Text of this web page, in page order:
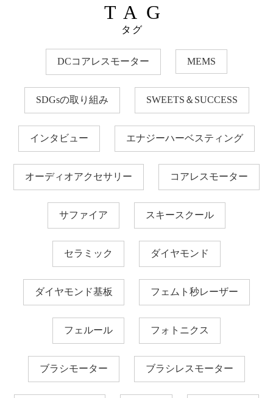
TAG
タグ
DCコアレスモーター MEMS
SDGsの取り組み SWEETS＆SUCCESS
インタビュー エナジーハーベスティング
オーディオアクセサリー コアレスモーター
サファイア スキースクール
セラミック ダイヤモンド
ダイヤモンド基板 フェムト秒レーザー
フェルール フォトニクス
ブラシモーター ブラシレスモーター